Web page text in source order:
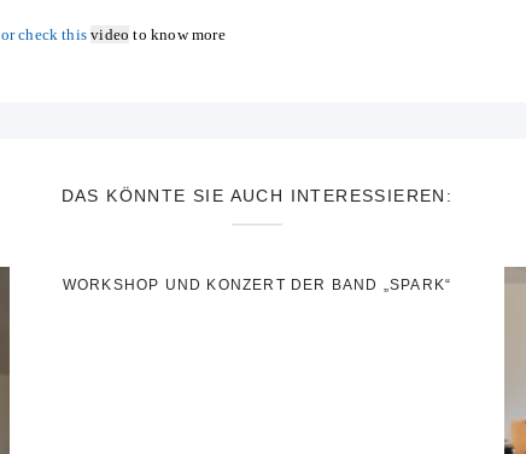
or check thisvideo to know more
DAS KÖNNTE SIE AUCH INTERESSIEREN:
WORKSHOP UND KONZERT DER BAND „SPARK“